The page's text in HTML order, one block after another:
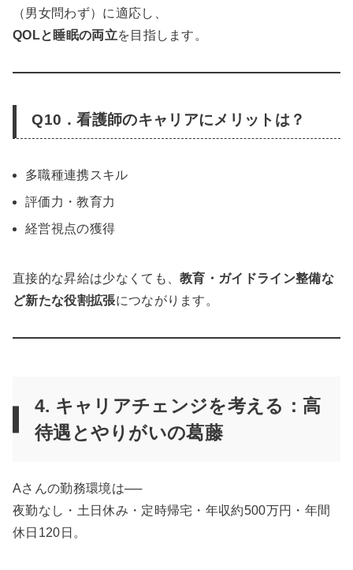
（男女問わず）に適応し、
QOLと睡眠の両立を目指します。
Q10．看護師のキャリアにメリットは？
多職種連携スキル
評価力・教育力
経営視点の獲得
直接的な昇給は少なくても、教育・ガイドライン整備な
ど新たな役割拡張につながります。
4. キャリアチェンジを考える：高
待遇とやりがいの葛藤
Aさんの勤務環境は──
夜勤なし・土日休み・定時帰宅・年収約500万円・年間
休日120日。